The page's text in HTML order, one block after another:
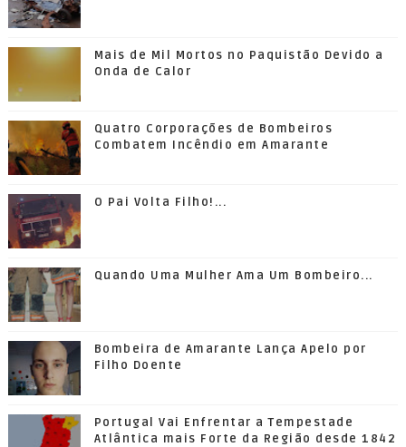
Mais de Mil Mortos no Paquistão Devido a
Onda de Calor
Quatro Corporações de Bombeiros
Combatem Incêndio em Amarante
O Pai Volta Filho!...
Quando Uma Mulher Ama Um Bombeiro...
Bombeira de Amarante Lança Apelo por
Filho Doente
Portugal Vai Enfrentar a Tempestade
Atlântica mais Forte da Região desde 1842